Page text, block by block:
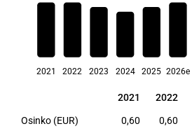
2021 2022 2023 2024 2025 2026e
2021 2022
2021 2022
Osinko (EUR) 0,60 0,60